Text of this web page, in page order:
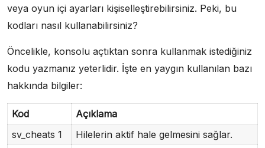
veya oyun içi ayarları kişiselleştirebilirsiniz. Peki, bu
kodları nasıl kullanabilirsiniz?
Öncelikle, konsolu açtıktan sonra kullanmak istediğiniz
kodu yazmanız yeterlidir. İşte en yaygın kullanılan bazı
hakkında bilgiler:
Kod
Açıklama
sv_cheats 1
Hilelerin aktif hale gelmesini sağlar.